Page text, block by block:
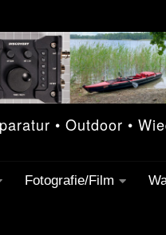
• Outdoor •
Fotografie/Film